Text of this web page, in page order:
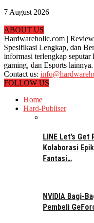
7 August 2026
ABOUT US
Hardwareholic.com |
Spesifikasi Lengkap, dan
informasi terlengkap seputar
gaming, dan Esports lainnya.
Contact us:
FOLLOW US
Home
Hard-Publiser
LINE Let’s
Kolaborasi
Fantasi…
NVIDIA Bagi-
Pembeli